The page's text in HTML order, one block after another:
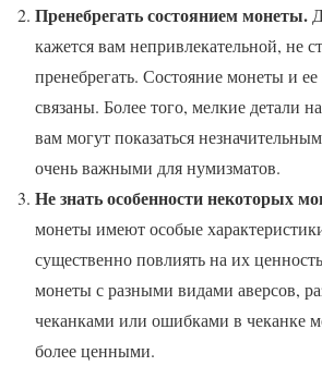
Пренебрегать состоянием монеты.
кажется вам непривлекательной, не
пренебрегать. Состояние монеты и
связаны. Более того, мелкие детали
вам могут показаться
очень важными для нумизматов.
Не знать особенности некоторых
монеты имеют особые
существенно повлиять на их
монеты с разными видами аверсов,
чеканками или ошибками в чеканке
более ценными.